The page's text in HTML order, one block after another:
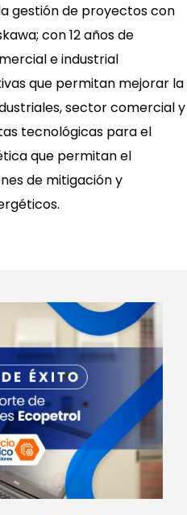
gestión de proyectos con
con 12 años de
e industrial
que permitan mejorar la
sector comercial y
tecnológicas para el
que permitan el
de mitigación y